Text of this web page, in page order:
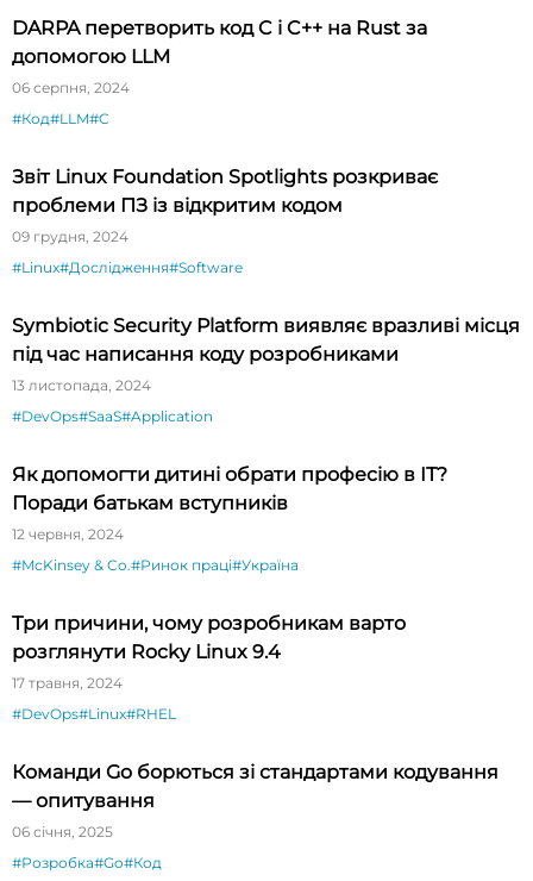
DARPA перетворить код C і C++ на Rust за
допомогою LLM
06 серпня, 2024
#Код#LLM#C
Звіт Linux Foundation Spotlights розкриває
проблеми ПЗ із відкритим кодом
09 грудня, 2024
#Linux#Дослідження#Software
Symbiotic Security Platform виявляє вразливі місця
під час написання коду розробниками
13 листопада, 2024
#DevOps#SaaS#Application
Як допомогти дитині обрати професію в ІТ?
Поради батькам вступників
12 червня, 2024
#McKinsey & Co.#Ринок праці#Україна
Три причини, чому розробникам варто
розглянути Rocky Linux 9.4
17 травня, 2024
#DevOps#Linux#RHEL
Команди Go борються зі стандартами кодування
— опитування
06 січня, 2025
#Розробка#Go#Код